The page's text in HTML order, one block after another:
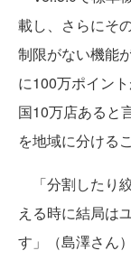
載し、さらにそ
制限がない機能
に100万ポイン
国10万店あると
を地域に分ける
「分割したり
える時に結局は
す」（島澤さん）